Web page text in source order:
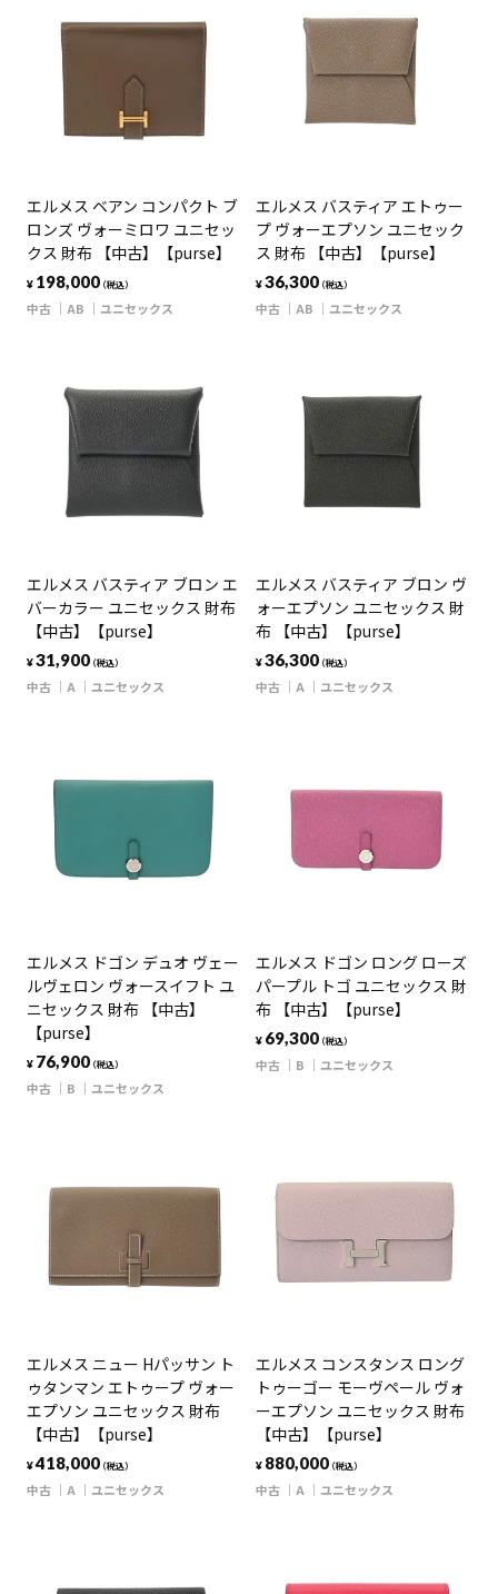
エルメス ベアン コンパクト ブ
ロンズ ヴォーミロワ ユニセッ
クス 財布 【中古】【purse】
¥ 198,000（税込）
中古 AB ユニセックス
エルメス バスティア エトゥー
プ ヴォーエプソン ユニセック
ス 財布 【中古】【purse】
¥36,300（税込）
中古 AB ユニセックス
エルメス バスティア ブロン エ
バーカラー ユニセックス 財布
【中古】【purse】
¥31,900（税込）
中古 A ユニセックス
エルメス バスティア ブロン ヴ
ォーエプソン ユニセックス 財
布 【中古】【purse】
¥36,300（税込）
中古 A ユニセックス
エルメス ドゴン デュオ ヴェー
ルヴェロン ヴォースイフト ユ
ニセックス 財布 【中古】
【purse】
¥ 76,900（税込）
中古 B ユニセックス
エルメス ドゴン ロング ローズ
パープル トゴ ユニセックス 財
布 【中古】【purse】
¥ 69,300（税込）
中古 B ユニセックス
エルメス ニュー Hパッサン ト
ゥタンマン エトゥープ ヴォー
エプソン ユニセックス 財布
【中古】【purse】
¥418,000（税込）
中古 A ユニセックス
エルメス コンスタンス ロング
トゥーゴー モーヴペール ヴォ
ーエプソン ユニセックス 財布
【中古】【purse】
¥ 880,000（税込）
中古 A ユニセックス